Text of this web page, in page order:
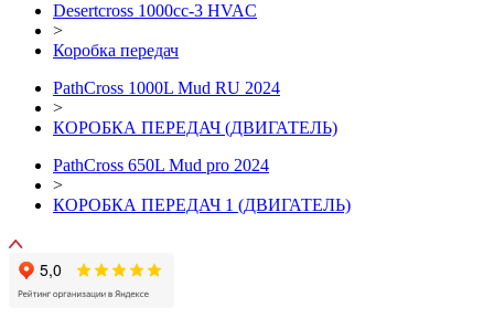
Desertcross 1000cc-3 HVAC
>
Коробка передач
PathCross 1000L Mud RU 2024
>
КОРОБКА ПЕРЕДАЧ (ДВИГАТЕЛЬ)
PathCross 650L Mud pro 2024
>
КОРОБКА ПЕРЕДАЧ 1 (ДВИГАТЕЛЬ)